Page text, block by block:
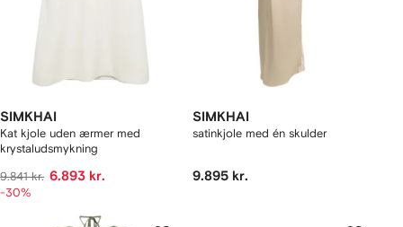
SIMKHAI
Kat kjole uden ærmer med
krystaludsmykning
9.841 kr. 6.893 kr.
-30%
SIMKHAI
satinkjole med én skulder
9.895 kr.